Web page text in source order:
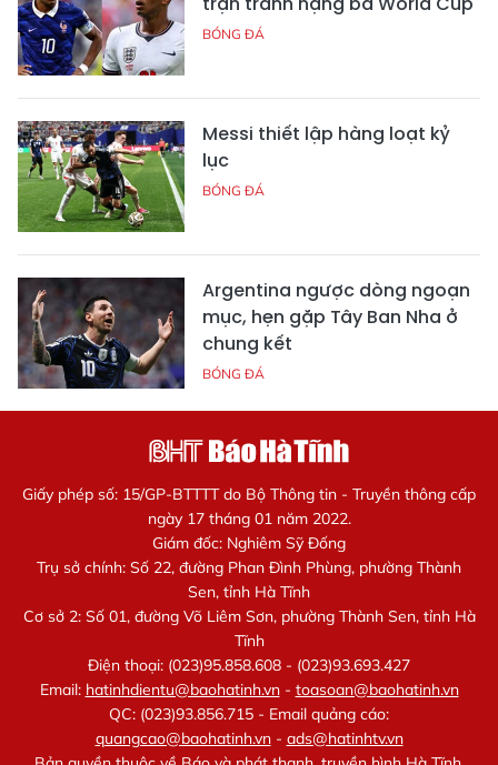
BÓNG ĐÁ
Messi thiết lập hàng loạt kỷ
lục
BÓNG ĐÁ
Argentina ngược dòng ngoạn
mục, hẹn gặp Tây Ban Nha ở
chung kết
BÓNG ĐÁ
Giấy phép số: 15/GP-BTTTT do Bộ Thông tin - Truyền thông cấp
ngày 17 tháng 01 năm 2022.
Giám đốc: Nghiêm Sỹ Đống
Trụ sở chính: Số 22, đường Phan Đình Phùng, phường Thành
Sen, tỉnh Hà Tĩnh
Cơ sở 2: Số 01, đường Võ Liêm Sơn, phường Thành Sen, tỉnh Hà
Tĩnh
Điện thoại: (023)95.858.608 - (023)93.693.427
Email: hatinhdientu@baohatinh.vn- toasoan@baohatinh.vn
QC: (023)93.856.715 - Email quảng cáo:
quangcao@baohatinh.vn- ads@hatinhtv.vn